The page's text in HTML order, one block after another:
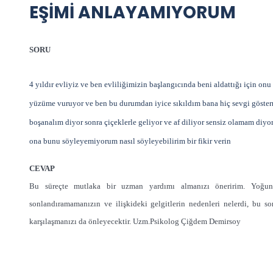
EŞİMİ ANLAYAMIYORUM
SORU
4 yıldır evliyiz ve ben evliliğimizin başlangıcında beni aldattığı için
yüzüme vuruyor ve ben bu durumdan iyice sıkıldım bana hiç sevgi
boşanalım diyor sonra çiçeklerle geliyor ve af diliyor sensiz olamam
ona bunu söyleyemiyorum nasıl söyleyebilirim bir fikir verin
CEVAP
Bu süreçte mutlaka bir uzman yardımı almanızı öneririm.
sonlandıramamanızın ve ilişkideki gelgitlerin nedenleri nelerdi, bu
karşılaşmanızı da önleyecektir. Uzm.Psikolog Çiğdem Demirsoy